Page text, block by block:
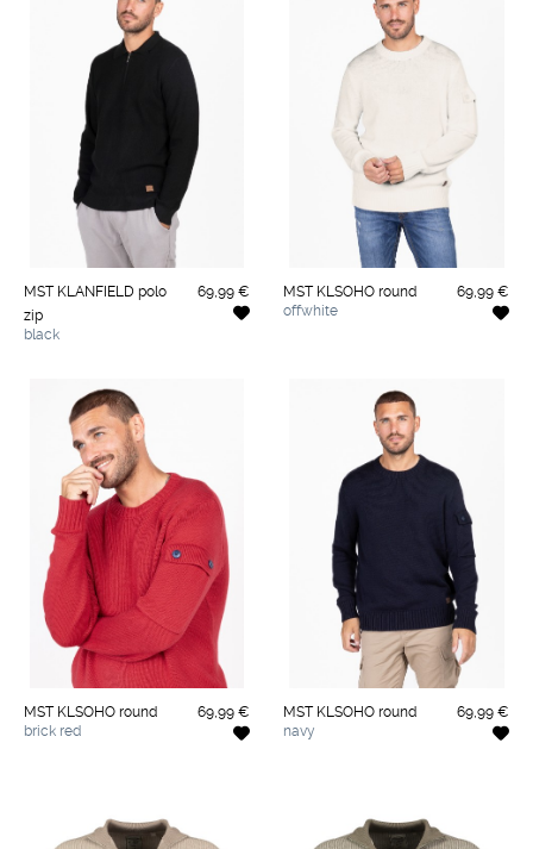
MST KLANFIELD polo
zip
black
69,99 €
MST KLSOHO round
offwhite
69,99 €
MST KLSOHO round
brick red
69,99 €
MST KLSOHO round
navy
69,99 €